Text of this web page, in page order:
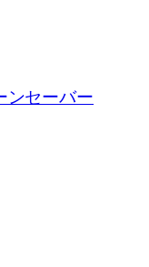
ンセーバー